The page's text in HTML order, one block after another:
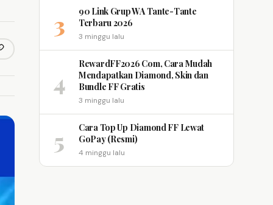
link
3
90 Link Grup WA Tante-Tante
Terbaru 2026
3 minggu lalu
4
RewardFF2026 Com, Cara Mudah
Mendapatkan Diamond, Skin dan
Bundle FF Gratis
3 minggu lalu
5
Cara Top Up Diamond FF Lewat
GoPay (Resmi)
4 minggu lalu